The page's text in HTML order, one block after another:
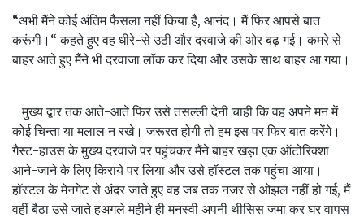
“अभी मैंने कोई अंतिम फैसला नहीं किया है, आनंद। मैं फिर आपसे बात
करूंगी।“ कहते हुए वह धीरे-से उठी और दरवाजे की ओर बढ़ गई। कमरे से
बाहर आते हुए मैंने भी दरवाजा लॉक कर दिया और उसके साथ बाहर आ गया।
मुख्‍य द्वार तक आते-आते फिर उसे तसल्‍ली देनी चाही कि वह अपने मन में
कोई चिन्‍ता या मलाल न रखे। जरूरत होगी तो हम इस पर फिर बात करेंगे।
गैस्‍ट-हाउस के मुख्‍य दरवाजे पर पहुंचकर मैंने बाहर खड़ा एक ऑटोरिक्‍शा
आने-जाने के लिए किराये पर लिया और उसे हॉस्‍टल तक पहुंचा आया।
हॉस्‍टल के मेनगेट से अंदर जाते हुए वह जब तक नजर से ओझल नहीं हो गई, मैं
वहीं बैठा उसे जाते हअगले महीने ही मनस्‍वी अपनी थीसिस जमा कर घर वापस